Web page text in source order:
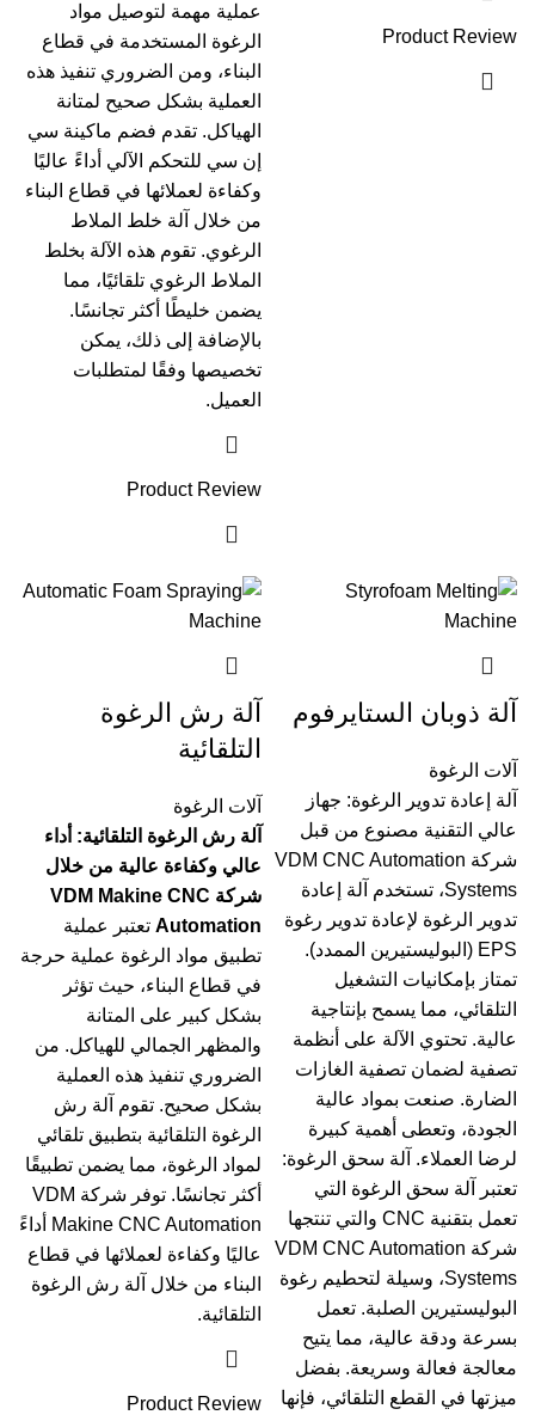
Product Review
عملية مهمة لتوصيل مواد
الرغوة المستخدمة في قطاع
البناء، ومن الضروري تنفيذ هذه
العملية بشكل صحيح لمتانة
الهياكل. تقدم فضم ماكينة سي
إن سي للتحكم الآلي أداءً عاليًا
وكفاءة لعملائها في قطاع البناء
من خلال آلة خلط الملاط
الرغوي. تقوم هذه الآلة بخلط
الملاط الرغوي تلقائيًا، مما
يضمن خليطًا أكثر تجانسًا.
بالإضافة إلى ذلك، يمكن
تخصيصها وفقًا لمتطلبات
العميل.
Product Review
آلة ذوبان الستايرفوم
آلات الرغوة
آلة إعادة تدوير الرغوة: جهاز
عالي التقنية مصنوع من قبل
شركة VDM CNC Automation
Systems، تستخدم آلة إعادة
تدوير الرغوة لإعادة تدوير رغوة
EPS (البوليستيرين الممدد).
تمتاز بإمكانيات التشغيل
التلقائي، مما يسمح بإنتاجية
عالية. تحتوي الآلة على أنظمة
تصفية لضمان تصفية الغازات
الضارة. صنعت بمواد عالية
الجودة، وتعطى أهمية كبيرة
لرضا العملاء. آلة سحق الرغوة:
تعتبر آلة سحق الرغوة التي
تعمل بتقنية CNC والتي تنتجها
شركة VDM CNC Automation
Systems، وسيلة لتحطيم رغوة
البوليستيرين الصلبة. تعمل
بسرعة ودقة عالية، مما يتيح
معالجة فعالة وسريعة. بفضل
ميزتها في القطع التلقائي، فإنها
آلة رش الرغوة
التلقائية
آلات الرغوة
آلة رش الرغوة التلقائية: أداء
عالي وكفاءة عالية من خلال
شركة VDM Makine CNC
Automation تعتبر عملية
تطبيق مواد الرغوة عملية حرجة
في قطاع البناء، حيث تؤثر
بشكل كبير على المتانة
والمظهر الجمالي للهياكل. من
الضروري تنفيذ هذه العملية
بشكل صحيح. تقوم آلة رش
الرغوة التلقائية بتطبيق تلقائي
لمواد الرغوة، مما يضمن تطبيقًا
أكثر تجانسًا. توفر شركة VDM
Makine CNC Automation أداءً
عاليًا وكفاءة لعملائها في قطاع
البناء من خلال آلة رش الرغوة
التلقائية.
Product Review